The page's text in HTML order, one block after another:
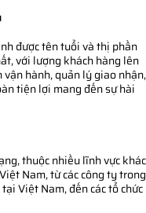
được tên tuổi và thị phần
với lượng khách hàng lên
hành, quản lý giao nhận,
tiện lợi mang đến sự hài
thuộc nhiều lĩnh vực khác
Nam, từ các công ty trong
Việt Nam, đến các tổ chức